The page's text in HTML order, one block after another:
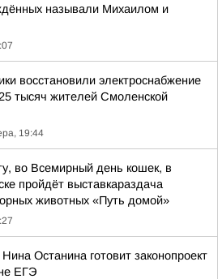
называли Михаилом и
восстановили электроснабжение
тысяч жителей Смоленской
19:44
во Всемирный день кошек, в
пройдёт выставкараздача
животных «Путь домой»
Останина готовит законопроект
ЕГЭ